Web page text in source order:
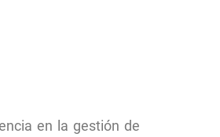
en la gestión de